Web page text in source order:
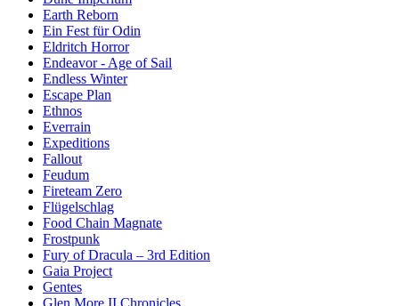
Earth Reborn
Ein Fest für Odin
Eldritch Horror
Endeavor - Age of Sail
Endless Winter
Escape Plan
Ethnos
Everrain
Expeditions
Fallout
Feudum
Fireteam Zero
Flügelschlag
Food Chain Magnate
Frostpunk
Fury of Dracula – 3rd Edition
Gaia Project
Gentes
Glen More II Chronicles